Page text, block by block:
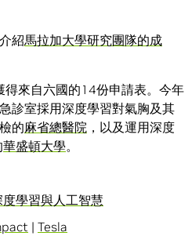
紹馬拉加大學研究團隊的成
來自六國的14份申請表。今年
診室採用深度學習對氣胸及其
的麻省總醫院 ，以及運用深度
華盛頓大學。
度學習與人工智慧
| Tesla